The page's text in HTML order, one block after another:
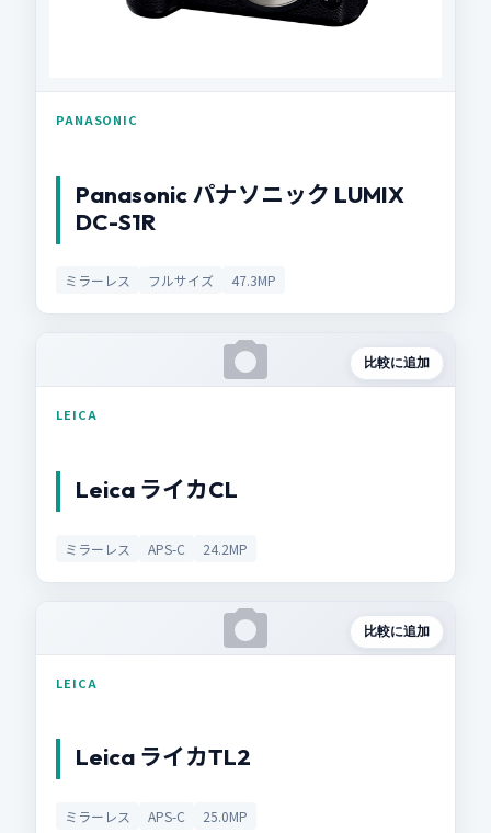
PANASONIC
Panasonic パナソニック LUMIX
DC-S1R
ミラーレス フルサイズ 47.3MP
比較に追加
LEICA
Leica ライカCL
ミラーレス APS-C 24.2MP
比較に追加
LEICA
Leica ライカTL2
ミラーレス APS-C 25.0MP